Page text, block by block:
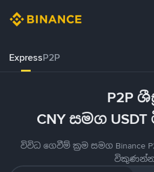
ExpressP2P
P2P
CNY සමග
විවිධ ගෙවීම් ක්‍රම සමග Binance